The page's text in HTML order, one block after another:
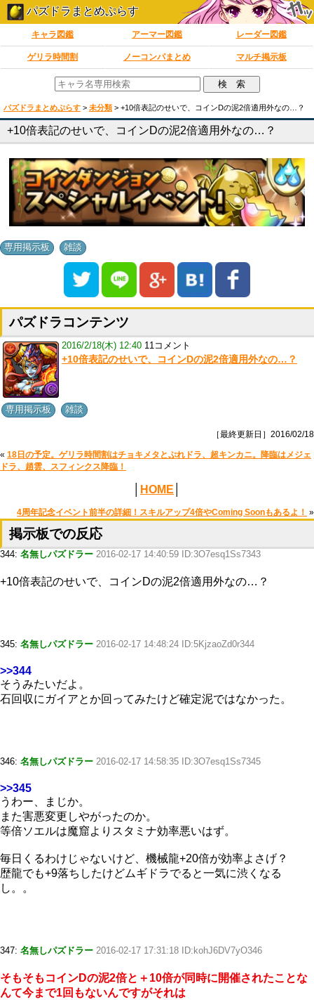
パズドラまとめぷらす
キャラ図鑑 アーマー図鑑 レーダー図鑑
ゲリラ時間割 ノーコンパまとめ マルチ掲示板
パズドラまとめぷらす > 未分類 > +10倍表記のせいで、コインDの泥2倍適用外なの…？
+10倍表記のせいで、コインDの泥2倍適用外なの…？
専用掲示板 雑談
パズドラコンテンツ
2016/2/18(木) 12:40 11コメント
+10倍表記のせいで、コインDの泥2倍適用外なの…？
専用掲示板 雑談
［最終更新日］2016/02/18
« 18日の予定。ゲリラ時間割はチョキメタとぷれドラ、超キンカニ。降臨はメジェ
ドラ、趙雲、スフィンクス降臨！
HOME
4周年記念イベント前半の詳細！スキルアップ4倍やComing Soonもあるよ！ »
掲示板での反応
344: 名無しパズドラー 2016-02-17 14:40:59 ID:3O7esq1Ss7343
+10倍表記のせいで、コインDの泥2倍適用外なの…？
345: 名無しパズドラー 2016-02-17 14:48:24 ID:5KjzaoZd0r344
>>344
そうみたいだよ。
石回収にガイアとか回ってみたけど確定泥ではなかった。
346: 名無しパズドラー 2016-02-17 14:58:35 ID:3O7esq1Ss7345
>>345
うわー、まじか。
また害悪変更しやがったのか。
等倍ソエルは魔窟よりスタミナ効率悪いはず。
毎日くるわけじゃないけど、機械龍+20倍が効率よさげ？
歴龍でも+9落ちしたけどムギドラでると一気に渋くなる
し。。
347: 名無しパズドラー 2016-02-17 17:31:18 ID:kohJ6DV7yO346
そもそもコインDの泥2倍と＋10倍が同時に開催されたことな
んて今まで1回もないんですがそれは